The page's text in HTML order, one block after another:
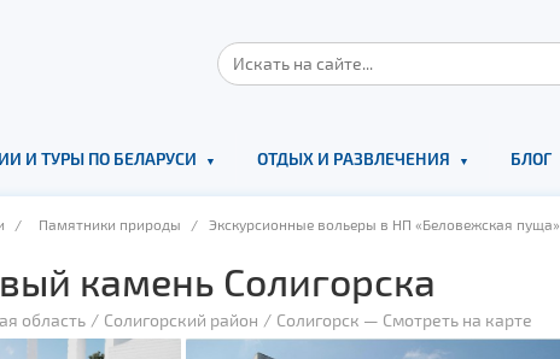
И ТУРЫ ПО БЕЛАРУСИ ОТДЫХ И РАЗВЛЕЧЕНИЯ БЛОГ
/ Памятники природы / Экскурсионные вольеры в НП «Беловежская пуща»
камень Солигорска
область Солигорский район Солигорск — Смотреть на карте